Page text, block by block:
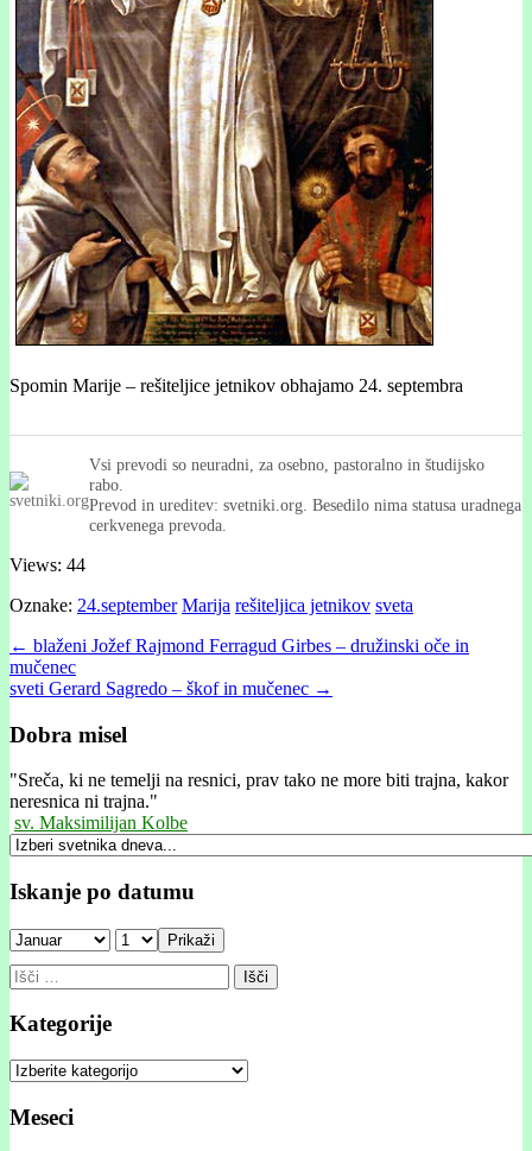
Spomin Marije – rešiteljice jetnikov obhajamo 24. septembra
Vsi prevodi so neuradni, za osebno, pastoralno in študijsko
rabo.
Prevod in ureditev: svetniki.org. Besedilo nima statusa uradnega
cerkvenega prevoda.
Views: 44
Oznake: 24.september Marija rešiteljica jetnikov sveta
Post
navigation
← blaženi Jožef Rajmond Ferragud Girbes – družinski oče in
mučenec
sveti Gerard Sagredo – škof in mučenec →
Dobra misel
"Sreča, ki ne temelji na resnici, prav tako ne more biti trajna, kakor
neresnica ni trajna."
sv. Maksimilijan Kolbe
Iskanje po datumu
Prikaži
Išči:
Kategorije
Kategorije
Meseci